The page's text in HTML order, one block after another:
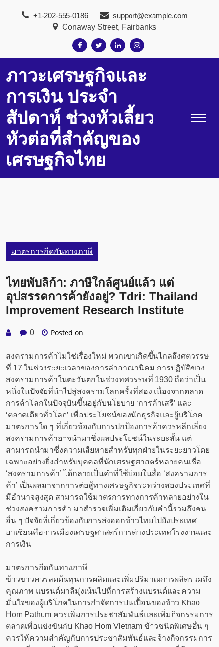
+1-202-555-0186
support@example.com
Conaway Street, Fairbanks
ภาวะเศรษฐกิจและ
การเงิน ประจำ
สัปดาห์ ช่วงหัวเลี้ยว
หัวต่อที่สำคัญของ
เศรษฐกิจไทย
มาตรการกีดกันทางภาษี
ไทยพับลิก้า: ภาษีใกล้ศูนย์แล้ว แต่
อุปสรรคการค้ายังอยู่? Tdri: Thailand
Improvement Research Institute
0 Posted on
สงครามการค้าไม่ใช่เรื่องใหม่ พวกเขาเกิดขึ้นไกลถึงศตวรรษ
ที่ 17 ในช่วงระยะเวลาของการล่าอาณานิคม การปฏิบัติของ
สงครามการค้าในตะวันตกในช่วงทศวรรษที่ 1930 ถือว่าเป็น
หนึ่งในปัจจัยที่นำไปสู่สงครามโลกครั้งที่สอง เนื่องจากตลาด
การค้าโลกในปัจจุบันขึ้นอยู่กับนโยบาย ‘การค้าเสรี’ และ
‘ตลาดเดียวทั่วโลก’ เพื่อประโยชน์ของนักธุรกิจและผู้บริโภค
มาตรการใด ๆ ที่เกี่ยวข้องกับการปกป้องการค้าควรหลีกเลี่ยง
สงครามการค้าอาจนำมาซึ่งผลประโยชน์ในระยะสั้น แต่
สามารถนำมาซึ่งความเสียหายสำหรับทุกฝ่ายในระยะยาวโดย
เฉพาะอย่างยิ่งสำหรับบุคคลที่นักเศรษฐศาสตร์หลายคนเชื่อ
‘สงครามการค้า’ ได้กลายเป็นคำที่ใช้บ่อยในสื่อ ‘สงครามการ
ค้า’ เป็นผลมาจากการต่อสู้ทางเศรษฐกิจระหว่างสองประเทศที่
มีอำนาจสูงสุด สามารถใช้มาตรการทางการค้าหลายอย่างใน
ช่วงสงครามการค้า มาสำรวจเพิ่มเติมเกี่ยวกับคำนี้รวมถึงคน
อื่น ๆ ปัจจัยที่เกี่ยวข้องกับการส่งออกข้าวไทยไปยังประเทศ
อาเซียนคือการเมืองเศรษฐศาสตร์การต่างประเทศโรงงานและ
การเงิน
มาตรการกีดกันทางภาษี
ข้าวขาวควรลดต้นทุนการผลิตและเพิ่มปริมาณการผลิตรวมถึง
คุณภาพ แบรนด์มาลีมุ่งเน้นไปที่การสร้างแบรนด์และความ
มั่นใจของผู้บริโภคในการกำจัดการปนเปื้อนของข้าว Khao
Hom Pathum ควรเพิ่มการประชาสัมพันธ์และเพิ่มกิจกรรมการ
ตลาดเพื่อแข่งขันกับ Khao Hom Vietnam ข้าวชนิดพิเศษอื่น ๆ
ควรให้ความสำคัญกับการประชาสัมพันธ์และจ้างกิจกรรมการ